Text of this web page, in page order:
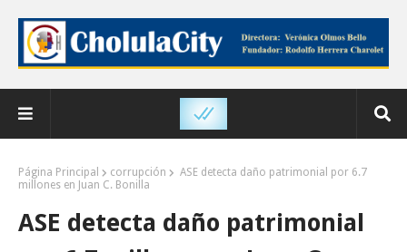
Página Principal corrupción
ASE detecta daño patrimonial por 6.7
millones en Juan C. Bonilla
ASE detecta daño patrimonial